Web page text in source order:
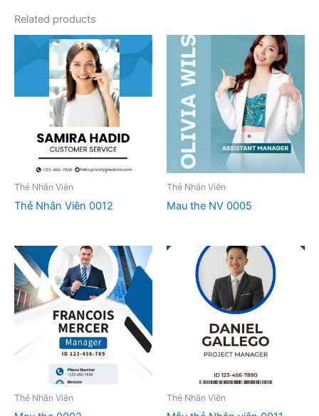
Related products
Thẻ Nhân Viên
Thẻ Nhân Viên 0012
Thẻ Nhân Viên
Mau the NV 0005
Thẻ Nhân Viên Thẻ Nhân Viên